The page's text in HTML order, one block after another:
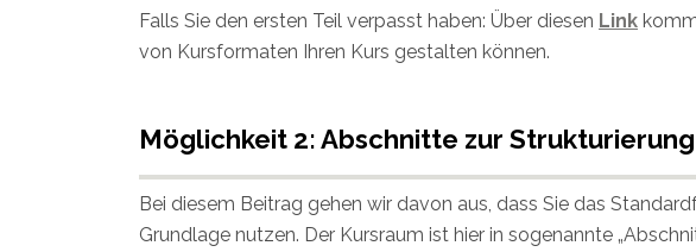
Falls Sie den ersten Teil verpasst haben: Über diesen Link
von Kursformaten Ihren Kurs gestalten können.
Möglichkeit 2: Abschnitte zur
Bei diesem Beitrag gehen wir davon aus, dass Sie das
Grundlage nutzen. Der Kursraum ist hier in sogenannte